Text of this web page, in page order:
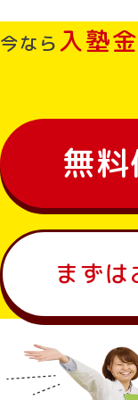
今なら入塾金
無
まず